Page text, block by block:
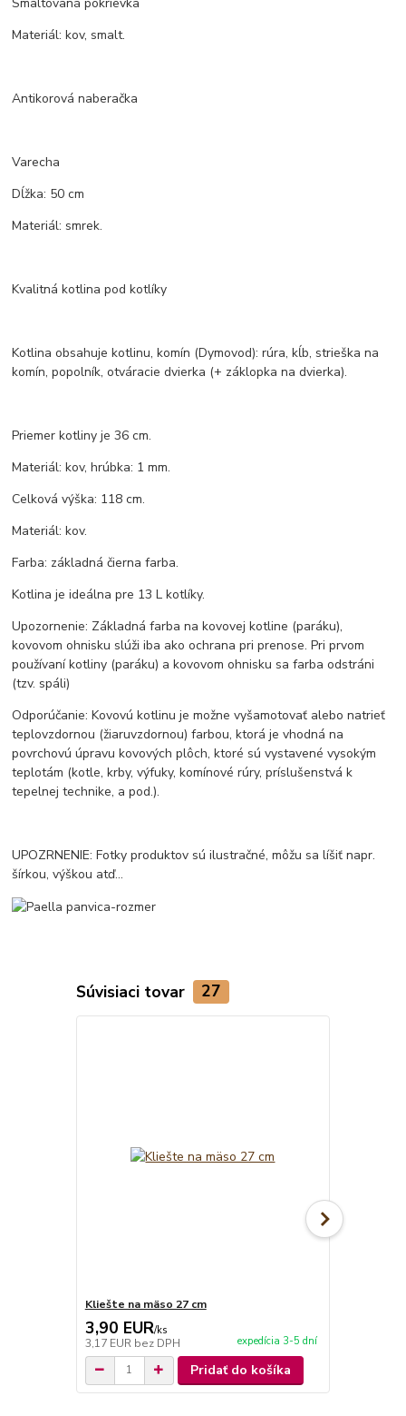
Materiál: kov, smalt.
Antikorová naberačka
Varecha
Dĺžka: 50 cm
Materiál: smrek.
Kvalitná kotlina pod kotlíky
Kotlina obsahuje kotlinu, komín (Dymovod): rúra, kĺb, strieška na
komín, popolník, otváracie dvierka (+ záklopka na dvierka).
Priemer kotliny je 36 cm.
Materiál: kov, hrúbka: 1 mm.
Celková výška: 118 cm.
Materiál: kov.
Farba: základná čierna farba.
Kotlina je ideálna pre 13 L kotlíky.
Upozornenie: Základná farba na kovovej kotline (paráku),
kovovom ohnisku slúži iba ako ochrana pri prenose. Pri prvom
používaní kotliny (paráku) a kovovom ohnisku sa farba odstráni
(tzv. spáli)
Odporúčanie: Kovovú kotlinu je možne vyšamotovať alebo natrieť
teplovzdornou (žiaruvzdornou) farbou, ktorá je vhodná na
povrchovú úpravu kovových plôch, ktoré sú vystavené vysokým
teplotám (kotle, krby, výfuky, komínové rúry, príslušenstvá k
tepelnej technike, a pod.).
UPOZRNENIE: Fotky produktov sú ilustračné, môžu sa líšiť napr.
šírkou, výškou atď...
Súvisiaci tovar 27
Kliešte na mäso 27 cm
3,90 EUR/ks
3,17 EUR bez DPH expedícia 3-5 dní
Pridať do košíka